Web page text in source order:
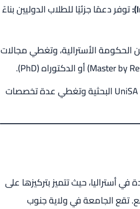
توفر دعمًا جزئيًا للطلاب الدوليين بناءً
الأسترالية، وتغطي مجالات
مخصصة للمتقدمين الدوليين ضمن برامج UniSA البحثية وتغطي عدة تخصصات
في أستراليا، حيث تتميز بتركيزها على
تقع الجامعة في ولاية جنوب